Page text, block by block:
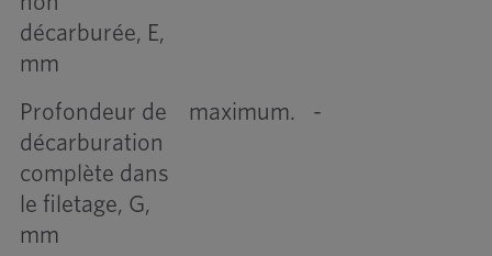
décarburée, E,
mm
Profondeur de
décarburation
complète dans
le filetage, G,
mm
maximum. -